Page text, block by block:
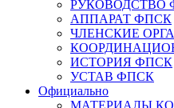
РУКОВОДСТВО
АППАРАТ ФПСК
ЧЛЕНСКИЕ
ИСТОРИЯ ФПСК
УСТАВ ФПСК
Официально
МАТЕРИАЛЫ